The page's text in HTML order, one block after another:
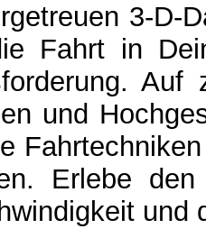
3-D-
Fahrt in
Auf
und
Erlebe
und